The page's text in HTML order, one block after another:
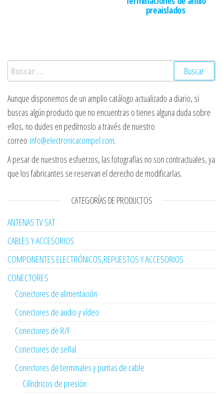
preaislados
Buscar:
Aunque disponemos de un amplio catálogo actualizado a diario, si
buscas algún producto que no encuentras o tienes alguna duda sobre
ellos, no dudes en pedírnoslo a través de nuestro
correo info@electronicacompel.com.
A pesar de nuestros esfuerzos, las fotografías no son contractuales, ya
que los fabricantes se reservan el derecho de modificarlas.
CATEGORÍAS DE PRODUCTOS
ANTENAS TV SAT
CABLES Y ACCESORIOS
COMPONENTES ELECTRÓNICOS,REPUESTOS Y ACCESORIOS
CONECTORES
Conectores de alimentación
Conectores de audio y vídeo
Conectores de R/F
Conectores de señal
Conectores de terminales y puntas de cable
Cilíndricos de presión